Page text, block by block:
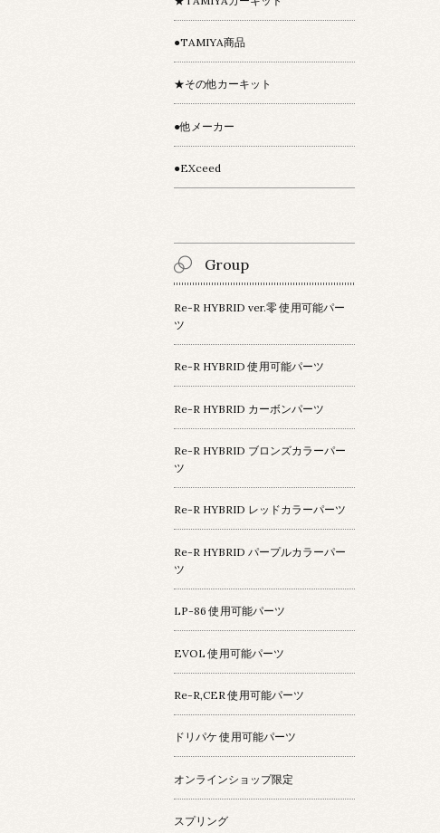
●TAMIYA商品
★その他カーキット
●他メーカー
●EXceed
Group
Re-R HYBRID ver.零 使用可能パー
ツ
Re-R HYBRID 使用可能パーツ
Re-R HYBRID カーボンパーツ
Re-R HYBRID ブロンズカラーパー
ツ
Re-R HYBRID レッドカラーパーツ
Re-R HYBRID パープルカラーパー
ツ
LP-86 使用可能パーツ
EVOL 使用可能パーツ
Re-R,CER 使用可能パーツ
ドリパケ 使用可能パーツ
オンラインショップ限定
スプリング